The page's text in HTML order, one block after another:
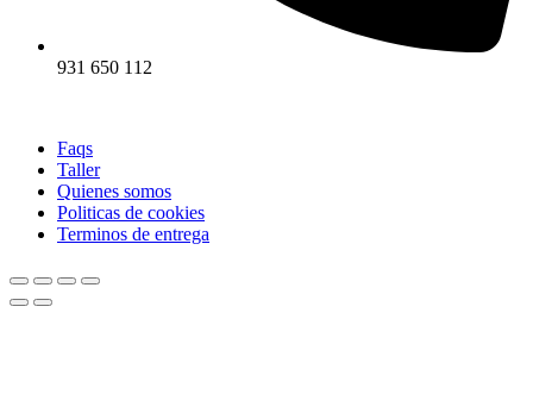
931 650 112
Faqs
Taller
Quienes somos
Politicas de cookies
Terminos de entrega